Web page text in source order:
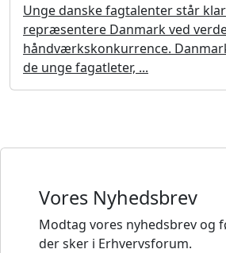
Unge danske fagtalenter står
repræsentere Danmark ved
håndværkskonkurrence.
de unge fagatleter, ...
Vores Nyhedsbrev
Modtag vores nyhedsbrev og
der sker i Erhvervsforum.